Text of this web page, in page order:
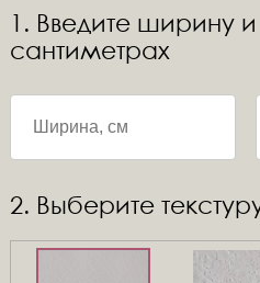
1. Введите ширину и
сантиметрах
2. Выберите